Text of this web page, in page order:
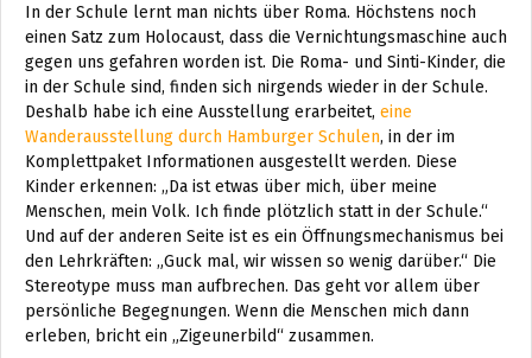
In der Schule lernt man nichts über Roma. Höchstens noch
einen Satz zum Holocaust, dass die Vernichtungsmaschine auch
gegen uns gefahren worden ist. Die Roma- und Sinti-Kinder, die
in der Schule sind, finden sich nirgends wieder in der Schule.
Deshalb habe ich eine Ausstellung erarbeitet, eine
Wanderausstellung durch Hamburger Schulen, in der im
Komplettpaket Informationen ausgestellt werden. Diese
Kinder erkennen: „Da ist etwas über mich, über meine
Menschen, mein Volk. Ich finde plötzlich statt in der Schule.“
Und auf der anderen Seite ist es ein Öffnungsmechanismus bei
den Lehrkräften: „Guck mal, wir wissen so wenig darüber.“ Die
Stereotype muss man aufbrechen. Das geht vor allem über
persönliche Begegnungen. Wenn die Menschen mich dann
erleben, bricht ein „Zigeunerbild“ zusammen.